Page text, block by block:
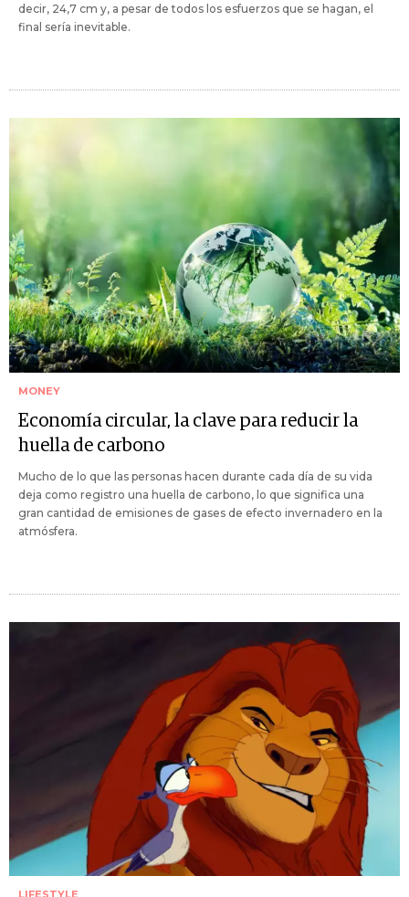
decir, 24,7 cm y, a pesar de todos los esfuerzos que se hagan, el
final sería inevitable.
MONEY
Economía circular, la clave para reducir la
huella de carbono
Mucho de lo que las personas hacen durante cada día de su vida
deja como registro una huella de carbono, lo que significa una
gran cantidad de emisiones de gases de efecto invernadero en la
atmósfera.
LIFESTYLE